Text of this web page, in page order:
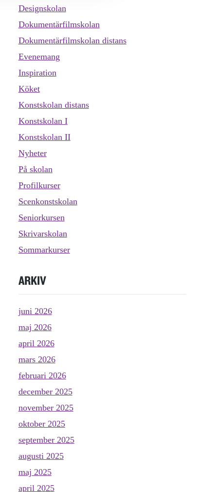
Designskolan
Dokumentärfilmskolan
Dokumentärfilmskolan distans
Evenemang
Inspiration
Köket
Konstskolan distans
Konstskolan I
Konstskolan II
Nyheter
På skolan
Profilkurser
Scenkonstskolan
Seniorkursen
Skrivarskolan
Sommarkurser
ARKIV
juni 2026
maj 2026
april 2026
mars 2026
februari 2026
december 2025
november 2025
oktober 2025
september 2025
augusti 2025
maj 2025
april 2025